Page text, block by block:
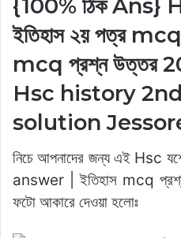
{100% ঠিক Ans}
ইতিহাস ২য় পত্র
mcq প্রশ্ন উত্তর
Hsc history
solution
নিচে আপনাদের জন্য এই Hsc
answer | ইতিহাস mcq
ফটো আকারে দেওয়া হলোঃ